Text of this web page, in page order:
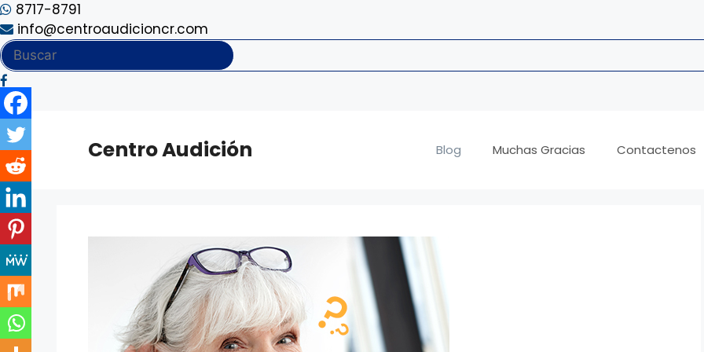
8717-8791
info@centroaudicioncr.com
Saltar
al
contenido
Centro Audición Blog Muchas Gracias Contactenos